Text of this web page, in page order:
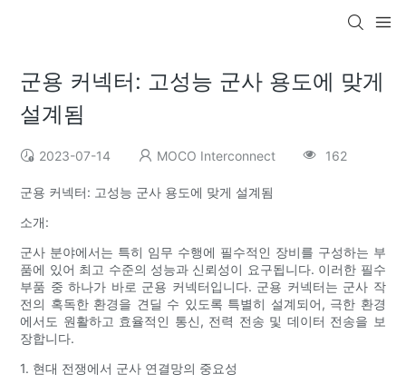
군용 커넥터: 고성능 군사 용도에 맞게
설계됨
2023-07-14 MOCO Interconnect 162
군용 커넥터: 고성능 군사 용도에 맞게 설계됨
소개:
군사 분야에서는 특히 임무 수행에 필수적인 장비를 구성하는 부
품에 있어 최고 수준의 성능과 신뢰성이 요구됩니다. 이러한 필수
부품 중 하나가 바로 군용 커넥터입니다. 군용 커넥터는 군사 작
전의 혹독한 환경을 견딜 수 있도록 특별히 설계되어, 극한 환경
에서도 원활하고 효율적인 통신, 전력 전송 및 데이터 전송을 보
장합니다.
1. 현대 전쟁에서 군사 연결망의 중요성